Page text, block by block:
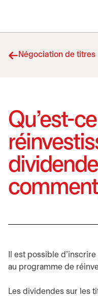
Négociation de titres
Qu’est-
Il est possible
au programme de
Les dividendes sur les